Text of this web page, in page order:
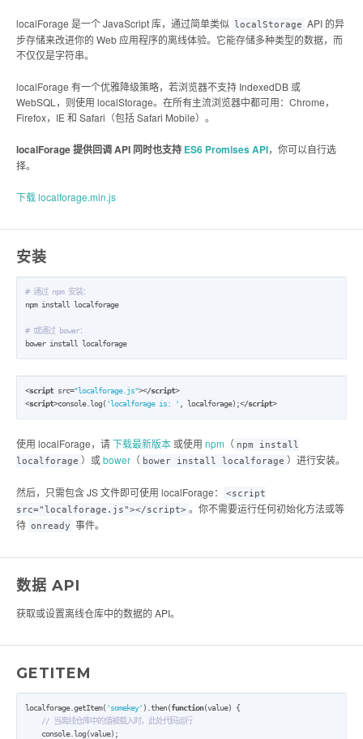
localForage 是一个 JavaScript 库，通过简单类似 localStorage API 的异
步存储来改进你的 Web 应用程序的离线体验。它能存储多种类型的数据，而
不仅仅是字符串。
localForage 有一个优雅降级策略，若浏览器不支持 IndexedDB 或
WebSQL，则使用 localStorage。在所有主流浏览器中都可用：Chrome，
Firefox，IE 和 Safari（包括 Safari Mobile）。
localForage 提供回调 API 同时也支持 ES6 Promises API，你可以自行选
择。
下载 localforage.min.js
安装
# 通过 npm 安装：
npm install localforage
# 或通过 bower：
bower install localforage
<script src="localforage.js"></script>
<script>console.log( 'localforage is: ' , localforage);</script>
使用 localForage，请下载最新版本或使用 npm （ npm install
localforage ）或bower （ bower install localforage ）进行安装。
然后，只需包含 JS 文件即可使用 localForage：
<script
src="localforage.js"></script> 。你不需要运行任何初始化方法或等
待 onready 事件。
数据 API
获取或设置离线仓库中的数据的 API。
GETITEM
localforage.getItem( 'somekey' ).then(function(value) {
// 当离线仓库中的值被载入时，此处代码运行
    console.log(value);